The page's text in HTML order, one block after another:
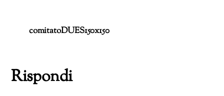
comitatoDUES150x150
Rispondi